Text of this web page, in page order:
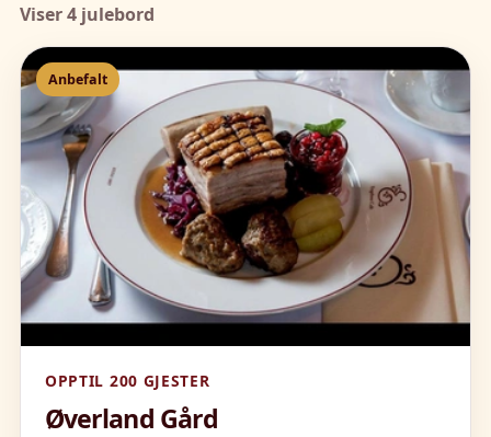
Viser 4 julebord
Anbefalt
OPPTIL 200 GJESTER
Øverland Gård